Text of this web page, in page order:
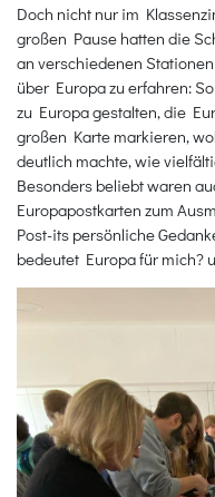
Doch nicht nur im
großen Pause hatten die
an verschiedenen
über Europa zu erfahren:
zu Europa gestalten, die
großen Karte markieren,
deutlich machte, wie
Besonders beliebt waren
Europapostkarten zum
Post-its persönliche
bedeutet Europa für mich?